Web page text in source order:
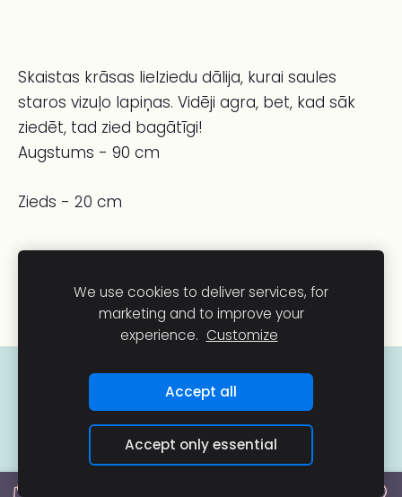
Skaistas krāsas lielziedu dālija, kurai saules
staros vizuļo lapiņas. Vidēji agra, bet, kad sāk
ziedēt, tad zied bagātīgi!
Augstums - 90 cm
Zieds - 20 cm
We use cookies to deliver services, for
marketing and to improve your
experience. Customize
Accept all
Accept only essential